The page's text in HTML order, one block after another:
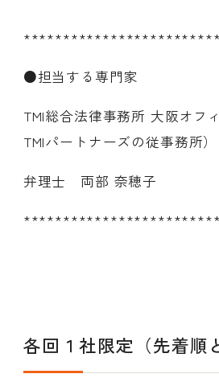
●担当する専門家
TMI総合法律事務所 大阪オフ
TMIパートナーズの従事務所）
弁理士 両部 奈穂子
各回１社限定（先着順